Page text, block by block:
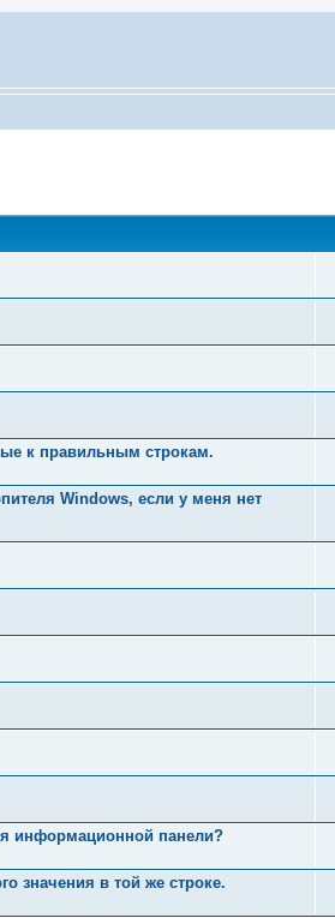
к правильным строкам.
Windows, если у меня нет
информационной панели?
значения в той же строке.